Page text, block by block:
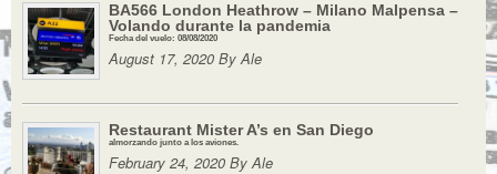
BA566 London Heathrow – Milano Malpensa –
Volando durante la pandemia
Fecha del vuelo: 08/08/2020
August 17, 2020 By Ale
Restaurant Mister A’s en San Diego
almorzando junto a los aviones.
February 24, 2020 By Ale